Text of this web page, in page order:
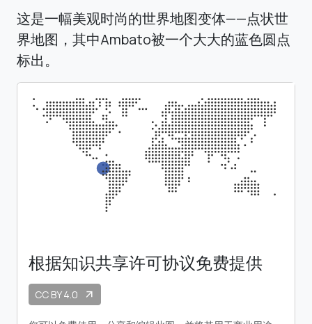
这是一幅美观时尚的世界地图变体——点状世
界地图，其中Ambato被一个大大的蓝色圆点
标出。
根据知识共享许可协议免费提供
CC BY 4.0 arrow_outward